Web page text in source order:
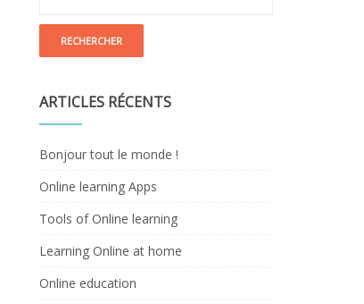
ARTICLES RÉCENTS
Bonjour tout le monde !
Online learning Apps
Tools of Online learning
Learning Online at home
Online education